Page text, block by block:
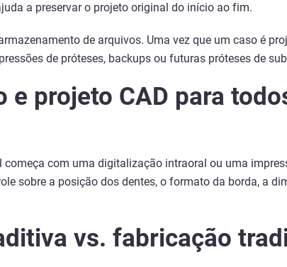
a preservar o projeto original do início ao fim.
de arquivos. Uma vez que um caso é
de próteses, backups ou futuras próteses de
e projeto CAD para
com uma digitalização intraoral ou uma
sobre a posição dos dentes, o formato da borda, a
vs. fabricação